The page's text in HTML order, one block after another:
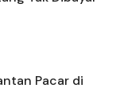
Pacar di